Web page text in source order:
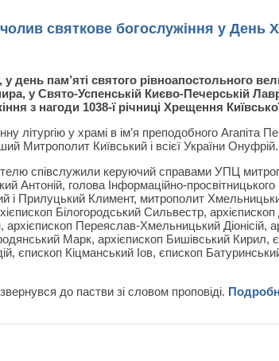
святкове богослужіння у День
день пам’яті святого рівноапостольного
у Свято-Успенській Києво-Печерській
з нагоди 1038-ї річниці Хрещення
літургію у храмі в ім’я преподобного Агапіта
Митрополит Київський і всієї України Онуфрій.
співслужили керуючий справами УПЦ
Антоній, голова Інформаційно-
і Прилуцький Климент, митрополит
Білогородський Сильвестр,
Переяслав-Хмельницький Діонісій,
Марк, архієпископ Бишівський Кирил,
єпископ Кіцманський Іов, єпископ
до пастви зі словом проповіді.